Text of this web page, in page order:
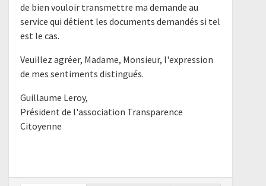
de bien vouloir transmettre ma demande au
service qui détient les documents demandés si tel
est le cas.
Veuillez agréer, Madame, Monsieur, l'expression
de mes sentiments distingués.
Guillaume Leroy,
Président de l'association Transparence
Citoyenne